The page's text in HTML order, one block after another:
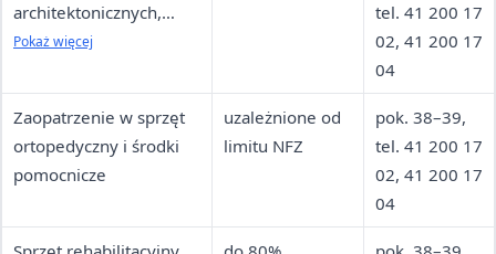
architektonicznych,
technicznych, w
Pokaż więcej
tel. 41 200 17
02, 41 200 17
04
Zaopatrzenie w sprzęt
ortopedyczny i środki
pomocnicze
uzależnione od
limitu NFZ
pok. 38–39,
tel. 41 200 17
02, 41 200 17
04